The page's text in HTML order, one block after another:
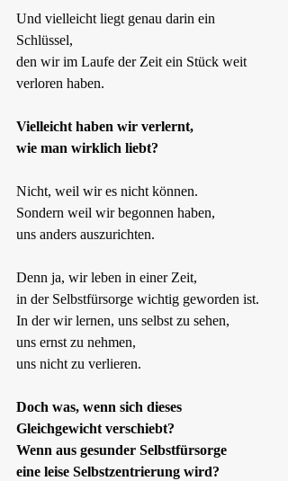
Und vielleicht liegt genau darin ein
Schlüssel,
den wir im Laufe der Zeit ein Stück weit
verloren haben.
Vielleicht haben wir verlernt,
wie man wirklich liebt?
Nicht, weil wir es nicht können.
Sondern weil wir begonnen haben,
uns anders auszurichten.
Denn ja, wir leben in einer Zeit,
in der Selbstfürsorge wichtig geworden ist.
In der wir lernen, uns selbst zu sehen,
uns ernst zu nehmen,
uns nicht zu verlieren.
Doch was, wenn sich dieses
Gleichgewicht verschiebt?
Wenn aus gesunder Selbstfürsorge
eine leise Selbstzentrierung wird?